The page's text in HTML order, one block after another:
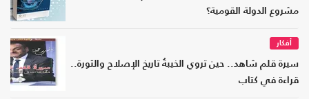
مشروع الدولة القومية؟
أفكار
سيرة قلم شاهد.. حين تروي الخيبةُ تاريخ الإصلاح والثورة..
قراءة في كتاب